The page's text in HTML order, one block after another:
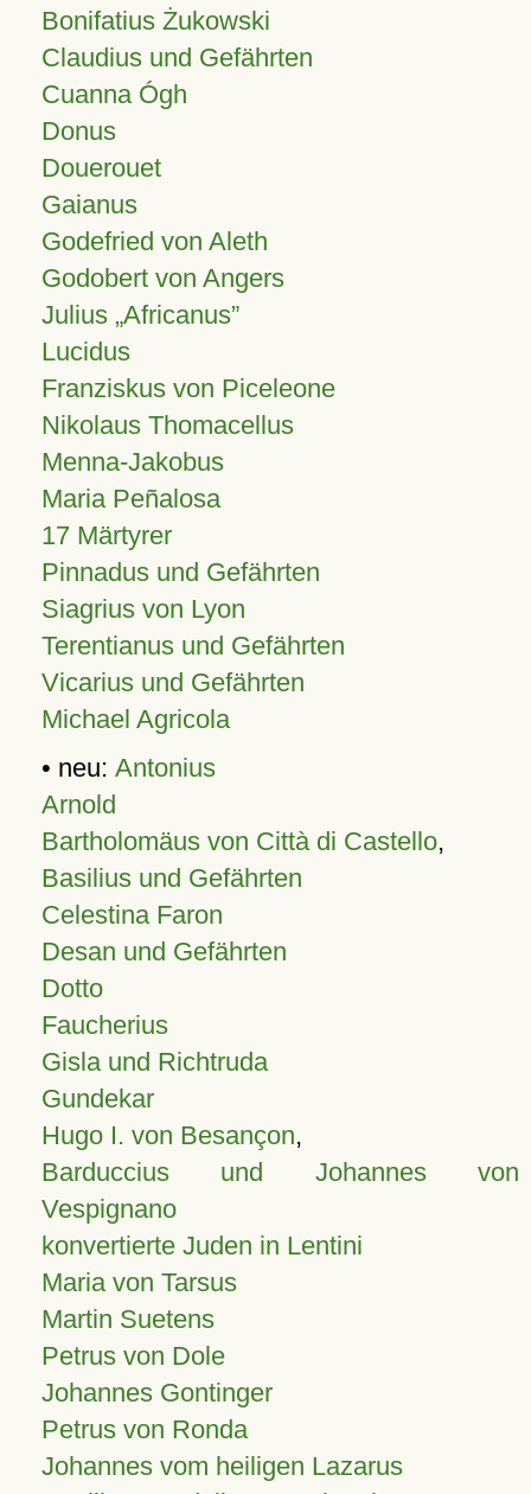
Bonifatius Żukowski
Claudius und Gefährten
Cuanna Ógh
Donus
Douerouet
Gaianus
Godefried von Aleth
Godobert von Angers
Julius Africanus
Lucidus
Franziskus von Piceleone
Nikolaus Thomacellus
Menna-Jakobus
Maria Peñalosa
17 Märtyrer
Pinnadus und Gefährten
Siagrius von Lyon
Terentianus und Gefährten
Vicarius und Gefährten
Michael Agricola
• neu: Antonius
Arnold
Bartholomäus von Città di Castello,
Basilius und Gefährten
Celestina Faron
Desan und Gefährten
Dotto
Faucherius
Gisla und Richtruda
Gundekar
Hugo I. von Besançon,
Barduccius und Johannes von
Vespignano
konvertierte Juden in Lentini
Maria von Tarsus
Martin Suetens
Petrus von Dole
Johannes Gontinger
Petrus von Ronda
Johannes vom heiligen Lazarus